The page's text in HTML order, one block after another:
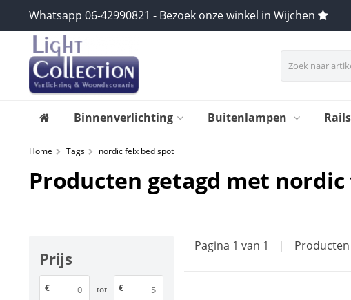
Whatsapp 06-42990821 - Bezoek onze winkel in Wijchen
Binnenverlichting Buitenlampen
Home Tags nordic felx bed spot
Producten getagd met
Prijs
€ tot €
Pagina 1 van 1 | Producten